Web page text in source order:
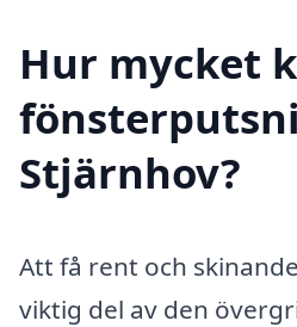
Hur mycket
Stjärnhov?
Att få rent och
viktig del av den